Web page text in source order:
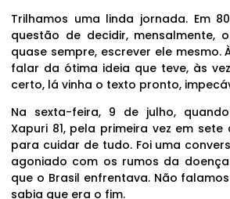
Trilhamos uma linda jornada. Em
questão de decidir, mensalmente,
quase sempre, escrever ele mesmo.
falar da ótima ideia que teve, às
certo, lá vinha o texto pronto,
Na sexta-feira, 9 de julho,
Xapuri 81, pela primeira vez em sete
para cuidar de tudo. Foi uma
agoniado com os rumos da
que o Brasil enfrentava. Não
sabia que era o fim.